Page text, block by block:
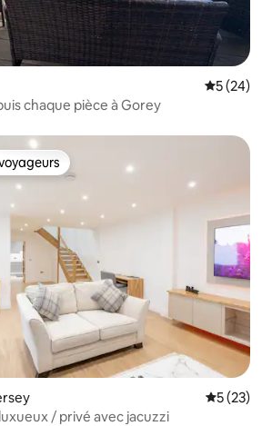
5 (24)
chaque pièce à Gorey
les plus appréciés
5 (23)
/ privé avec jacuzzi